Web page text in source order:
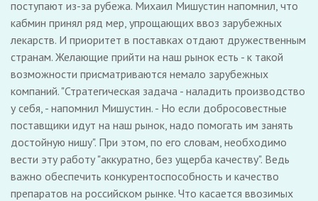
поступают из-за рубежа. Михаил Мишустин напомнил, что
кабмин принял ряд мер, упрощающих ввоз зарубежных
лекарств. И приоритет в поставках отдают дружественным
странам. Желающие прийти на наш рынок есть - к такой
возможности присматриваются немало зарубежных
компаний. "Стратегическая задача - наладить производство
у себя, - напомнил Мишустин. - Но если добросовестные
поставщики идут на наш рынок, надо помогать им занять
достойную нишу". При этом, по его словам, необходимо
вести эту работу "аккуратно, без ущерба качеству". Ведь
важно обеспечить конкурентоспособность и качество
препаратов на российском рынке. Что касается ввозимых